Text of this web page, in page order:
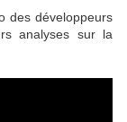
des développeurs
analyses sur la